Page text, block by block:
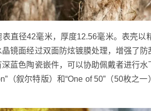
表直径42毫米，厚度12.56毫米。表壳
镜面经过双面防炫镀膜处理，增强了
深蓝色陶瓷嵌件，可以协助佩戴者进行
（叙尔特版）和“One of 50”（50枚之